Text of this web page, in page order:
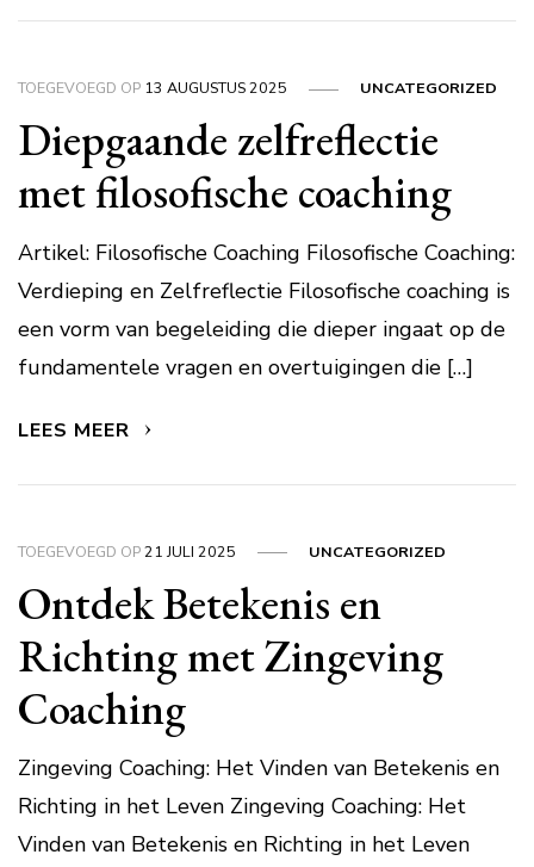
TOEGEVOEGD OP 13 AUGUSTUS 2025 UNCATEGORIZED
Diepgaande zelfreflectie
met filosofische coaching
Artikel: Filosofische Coaching Filosofische Coaching:
Verdieping en Zelfreflectie Filosofische coaching is
een vorm van begeleiding die dieper ingaat op de
fundamentele vragen en overtuigingen die […]
LEES MEER
TOEGEVOEGD OP21 JULI 2025 UNCATEGORIZED
Ontdek Betekenis en
Richting met Zingeving
Coaching
Zingeving Coaching: Het Vinden van Betekenis en
Richting in het Leven Zingeving Coaching: Het
Vinden van Betekenis en Richting in het Leven